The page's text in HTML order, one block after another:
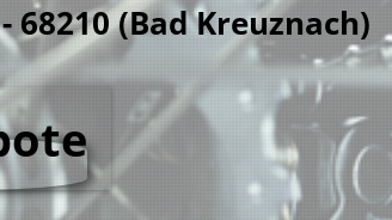
68210 (Bad Kreuznach)